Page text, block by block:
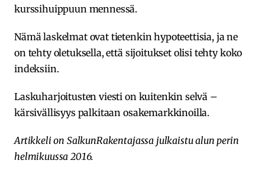
kurssihuippuun mennessä.
Nämä laskelmat ovat tietenkin hypoteettisia, ja ne
on tehty oletuksella, että sijoitukset olisi tehty koko
indeksiin.
Laskuharjoitusten viesti on kuitenkin selvä –
kärsivällisyys palkitaan osakemarkkinoilla.
Artikkeli on SalkunRakentajassa julkaistu alun perin
helmikuussa 2016.